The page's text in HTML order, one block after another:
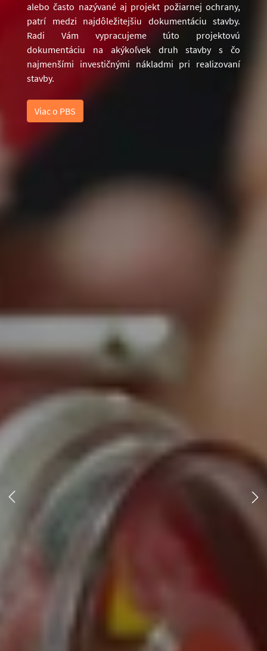
alebo často nazývané aj projekt požiarnej ochrany,
patrí medzi najdôležitejšiu dokumentáciu stavby.
Radi Vám vypracujeme túto projektovú
dokumentáciu na akýkoľvek druh stavby s čo
najmenšími investičnými nákladmi pri realizovaní
stavby.
Viac o PBS